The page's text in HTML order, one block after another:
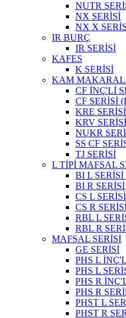
NUTR
NX SERİSİ
NX X
IR BURÇ
IR SERİSİ
KAFES
K SERİSİ
KAM
CF İNÇ'Lİ
CF SERİSİ
KRE
KRV
NUKR
SS CF
TJ SERİSİ
L TİPİ MAFSAL
BI L SERİSİ
BI R
CS L
CS R
RBL L
RBL R
MAFSAL SERİSİ
GE SERİSİ
PHS L
PHS L
PHS R
PHS R
PHST L
PHST R